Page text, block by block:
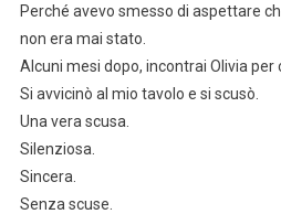
Perché avevo smesso di aspettare
non era mai stato.
Alcuni mesi dopo, incontrai Olivia
Si avvicinò al mio tavolo e si scusò.
Una vera scusa.
Silenziosa.
Sincera.
Senza scuse.